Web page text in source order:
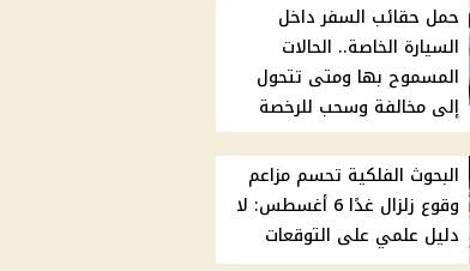
حمل حقائب السفر داخل
السيارة الخاصة.. الحالات
المسموح بها ومتى تتحول
إلى مخالفة وسحب للرخصة
البحوث الفلكية تحسم مزاعم
وقوع زلزال غدًا 6 أغسطس: لا
دليل علمي على التوقعات